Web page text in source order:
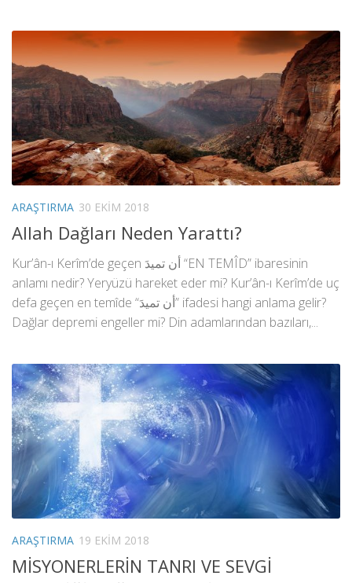
ARAŞTIRMA 30 EKIM 2018
Allah Dağları Neden Yarattı?
Kur’ân-ı Kerîm’de geçen أن تميدَ “EN TEMÎD” ibaresinin
anlamı nedir? Yeryüzü hareket eder mi? Kur’ân-ı Kerîm’de uç
defa geçen en temîde “أن تميدَ” ifadesi hangi anlama gelir?
Dağlar depremi engeller mi? Din adamlarından bazıları,...
ARAŞTIRMA 19 EKIM 2018
MİSYONERLERİN TANRI VE SEVGİ